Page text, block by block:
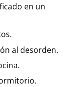
en un
al desorden.